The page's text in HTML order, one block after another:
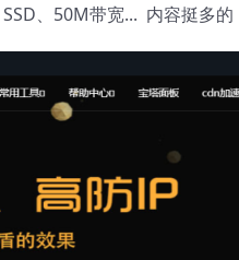
、50M带宽... 内容挺多的